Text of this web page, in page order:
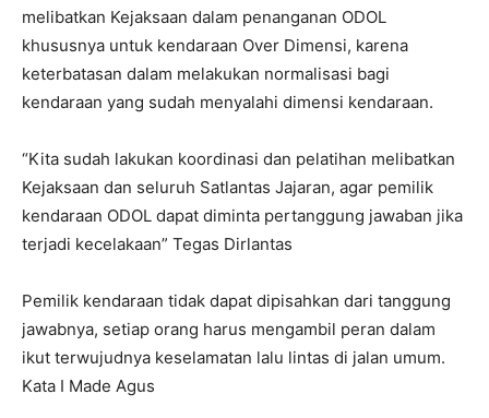
melibatkan Kejaksaan dalam penanganan ODOL
khususnya untuk kendaraan Over Dimensi, karena
keterbatasan dalam melakukan normalisasi bagi
kendaraan yang sudah menyalahi dimensi kendaraan.
“Kita sudah lakukan koordinasi dan pelatihan melibatkan
Kejaksaan dan seluruh Satlantas Jajaran, agar pemilik
kendaraan ODOL dapat diminta pertanggung jawaban jika
terjadi kecelakaan” Tegas Dirlantas
Pemilik kendaraan tidak dapat dipisahkan dari tanggung
jawabnya, setiap orang harus mengambil peran dalam
ikut terwujudnya keselamatan lalu lintas di jalan umum.
Kata I Made Agus